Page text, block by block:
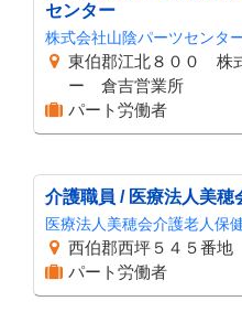
センター
株式会社山陰パーツセンタ
東伯郡江北８００ 株
ー 倉吉営業所
パート労働者
介護職員 / 医療法人美
医療法人美穂会介護老人保
西伯郡西坪５４５番地
パート労働者